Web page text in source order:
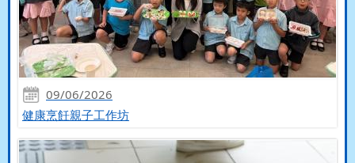
09/06/2026
健康烹飪親子工作坊